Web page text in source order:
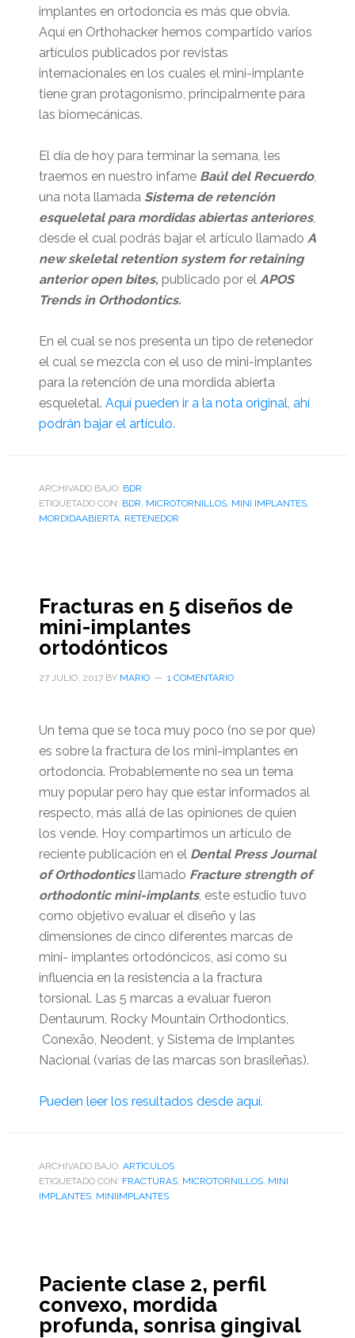
implantes en ortodoncia es más que obvia.
Aquí en Orthohacker hemos compartido varios
artículos publicados por revistas
internacionales en los cuales el mini-implante
tiene gran protagonismo, principalmente para
las biomecánicas.
El día de hoy para terminar la semana, les
traemos en nuestro infame Baúl del Recuerdo,
una nota llamada Sistema de retención
esqueletal para mordidas abiertas anteriores,
desde el cual podrás bajar el artículo llamado A
new skeletal retention system for retaining
anterior open bites,publicado por el APOS
Trends in Orthodontics.
En el cual se nos presenta un tipo de retenedor
el cual se mezcla con el uso de mini-implantes
para la retención de una mordida abierta
esqueletal. Aquí pueden ir a la nota original, ahí
podrán bajar el artículo.
ARCHIVADO BAJO: BDR
ETIQUETADO CON: BDR, MICROTORNILLOS, MINI IMPLANTES,
MORDIDAABIERTA, RETENEDOR
Fracturas en 5 diseños de
mini-implantes
ortodónticos
27 JULIO, 2017BY MARIO 1 COMENTARIO
Un tema que se toca muy poco (no se por que)
es sobre la fractura de los mini-implantes en
ortodoncia. Probablemente no sea un tema
muy popular pero hay que estar informados al
respecto, más allá de las opiniones de quien
los vende. Hoy compartimos un artículo de
reciente publicación en el Dental Press Journal
of Orthodonticsllamado Fracture strength of
orthodontic mini-implants, este estudio tuvo
como objetivo evaluar el diseño y las
dimensiones de cinco diferentes marcas de
mini- implantes ortodóncicos, así como su
influencia en la resistencia a la fractura
torsional. Las 5 marcas a evaluar fueron
Dentaurum, Rocky Mountain Orthodontics,
Conexão, Neodent, y Sistema de Implantes
Nacional (varias de las marcas son brasileñas).
Pueden leer los resultados desde aquí.
ARCHIVADO BAJO: ARTÌCULOS
ETIQUETADO CON: FRACTURAS, MICROTORNILLOS, MINI
IMPLANTES, MINIIMPLANTES
Paciente clase 2, perfil
convexo, mordida
profunda, sonrisa gingival